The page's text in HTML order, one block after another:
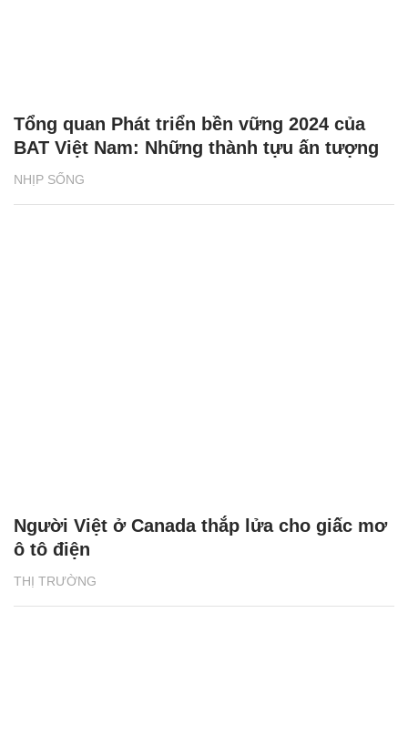
NHỊP SỐNG
Tổng quan Phát triển bền vững 2024 của
BAT Việt Nam: Những thành tựu ấn tượng
THỊ TRƯỜNG
Người Việt ở Canada thắp lửa cho giấc mơ
ô tô điện